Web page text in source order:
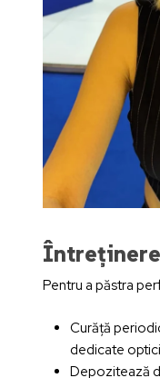
Pentru a păstra
Curăță
dedicate
Depozitează